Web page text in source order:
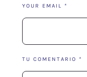
TU COMENTARIO *
YOUR EMAIL *